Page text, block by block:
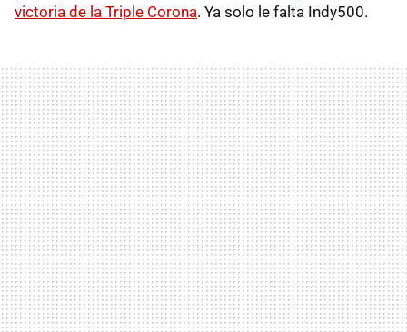
victoria de la Triple Corona. Ya solo le falta Indy500.